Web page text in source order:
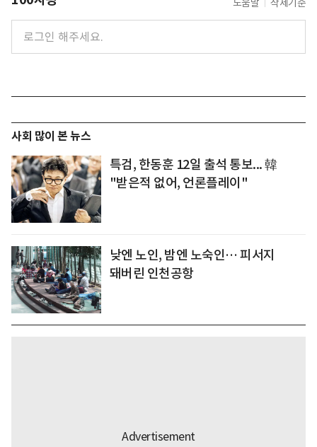
도움말 삭제기준
사회 많이 본 뉴스
특검, 한동훈 12일 출석 통보... 韓
"받은적 없어, 언론플레이"
낮엔 노인, 밤엔 노숙인… 피서지
돼버린 인천공항